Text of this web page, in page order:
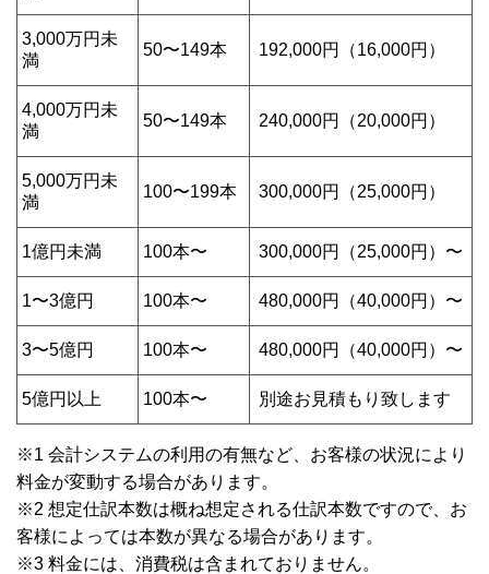
3,000万円未
満
50〜149本 192,000円（16,000円）
4,000万円未
満
50〜149本 240,000円（20,000円）
5,000万円未
満
100〜199本 300,000円（25,000円）
1億円未満 100本〜 300,000円（25,000円）〜
1〜3億円 100本〜 480,000円（40,000円）〜
3〜5億円 100本〜 480,000円（40,000円）〜
5億円以上 100本〜 別途お見積もり致します
※1 会計システムの利用の有無など、お客様の状況により
料金が変動する場合があります。
※2 想定仕訳本数は概ね想定される仕訳本数ですので、お
客様によっては本数が異なる場合があります。
※3 料金には、消費税は含まれておりません。